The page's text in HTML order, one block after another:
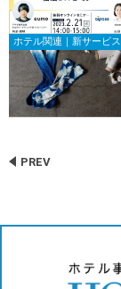
ホテル関連｜新サービス
PREV